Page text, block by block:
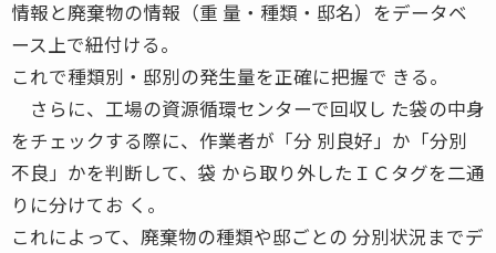
情報と廃棄物の情報（重 量・種類・邸名）をデータベ
ース上で紐付ける。
これで種類別・邸別の発生量を正確に把握で きる。
さらに、工場の資源循環センターで回収し た袋の中身
をチェックする際に、作業者が「分 別良好」か「分別
不良」かを判断して、袋 から取り外したＩＣタグを二通
りに分けてお く。
これによって、廃棄物の種類や邸ごとの 分別状況までデ